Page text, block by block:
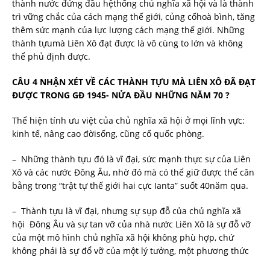
thành nước đứng đầu hệthống chủ nghĩa xã hội và là thành
trì vững chắc của cách mạng thế giới, củng cốhoà bình, tăng
thêm sức mạnh của lực lượng cách mạng thế giới. Những
thành tựumà Liên Xô đạt được là vô cùng to lớn và không
thể phủ định được.
CÂU 4 NHẬN XÉT VỀ CÁC THÀNH TỰU MÀ LIÊN XÔ ĐÃ ĐẠT
ĐƯỢC TRONG GĐ 1945- NỬA ĐẦU NHỮNG NĂM 70 ?
Thể hiện tính ưu việt của chủ nghĩa xã hội ở mọi lĩnh vực:
kinh tế, nâng cao đờisống, cũng cố quốc phòng.
– Những thành tựu đó là vĩ đại, sức mạnh thực sự của Liên
Xô và các nước Đông Âu, nhờ đó mà có thể giữ được thế cân
bằng trong “trật tự thế giới hai cực Ianta” suốt 40năm qua.
– Thành tựu là vĩ đại, nhưng sự sụp đỗ của chủ nghĩa xã
hội Đông Âu và sự tan vỡ của nhà nước Liên Xô là sự đỗ vỡ
của một mô hình chủ nghĩa xã hội không phù hợp, chứ
không phải là sự đổ vỡ của một lý tưởng, một phương thức